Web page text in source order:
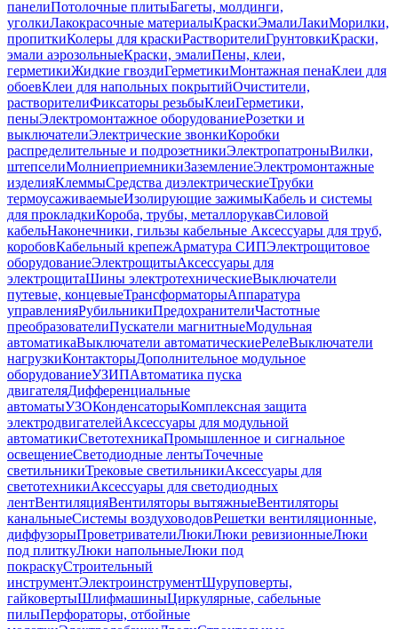
панелиПотолочные плитыБагеты, молдинги,
уголкиЛакокрасочные материалыКраскиЭмалиЛакиМорилки,
пропиткиКолеры для краскиРастворителиГрунтовкиКраски,
эмали аэрозольныеКраски, эмалиПены, клеи,
герметикиЖидкие гвоздиГерметикиМонтажная пенаКлеи для
обоевКлеи для напольных покрытийОчистители,
растворителиФиксаторы резьбыКлеиГерметики,
пеныЭлектромонтажное оборудованиеРозетки и
выключателиЭлектрические звонкиКоробки
распределительные и подрозетникиЭлектропатроныВилки,
штепселиМолниеприемникиЗаземлениеЭлектромонтажные
изделияКлеммыСредства диэлектрическиеТрубки
термоусаживаемыеИзолирующие зажимыКабель и системы
для прокладкиКороба, трубы, металлорукавСиловой
кабельНаконечники, гильзы кабельные Аксессуары для труб,
коробовКабельный крепежАрматура СИПЭлектрощитовое
оборудованиеЭлектрощитыАксессуары для
электрощитаШины электротехническиеВыключатели
путевые, концевыеТрансформаторыАппаратура
управленияРубильникиПредохранителиЧастотные
преобразователиПускатели магнитныеМодульная
автоматикаВыключатели автоматическиеРелеВыключатели
нагрузкиКонтакторыДополнительное модульное
оборудованиеУЗИПАвтоматика пуска
двигателяДифференциальные
автоматыУЗОКонденсаторыКомплексная защита
электродвигателейАксессуары для модульной
автоматикиСветотехникаПромышленное и сигнальное
освещениеСветодиодные лентыТочечные
светильникиТрековые светильникиАксессуары для
светотехникиАксессуары для светодиодных
лентВентиляцияВентиляторы вытяжныеВентиляторы
канальныеСистемы воздуховодовРешетки вентиляционные,
диффузорыПроветривателиЛюкиЛюки ревизионныеЛюки
под плиткуЛюки напольныеЛюки под
покраскуСтроительный
инструментЭлектроинструментШуруповерты,
гайковертыШлифмашиныЦиркулярные, сабельные
пилыПерфораторы, отбойные